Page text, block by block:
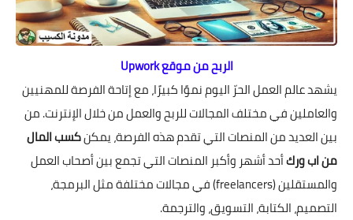
الربح من موقع Upwork
يشهد عالم العمل الحرّ اليوم نموًا كبيرًا، مع إتاحة الفرصة للمهنيين
والعاملين في مختلف المجالات للربح والعمل من خلال الإنترنت. من
بين العديد من المنصات التي تقدم هذه الفرصة، يمكنكسب المال
من اب وركأحد أشهر وأكبر المنصات التي تجمع بين أصحاب العمل
والمستقلين (freelancers) في مجالات مختلفة مثل البرمجة،
التصميم، الكتابة، التسويق، والترجمة.